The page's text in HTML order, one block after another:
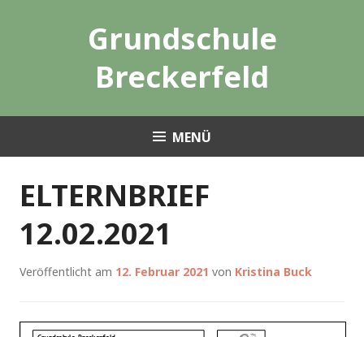
Grundschule
Breckerfeld
MENÜ
ELTERNBRIEF
12.02.2021
Veröffentlicht am 12. Februar 2021 von Kristina Buck